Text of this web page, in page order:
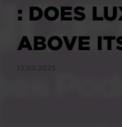
: DOES
ABOVE